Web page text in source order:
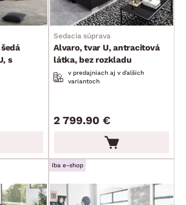
s
Sedacia súprava
Alvaro, tvar U, antracitová
látka, bez rozkladu
v predajniach aj v ďalších
variantoch
2 799.90 €
Iba e-shop